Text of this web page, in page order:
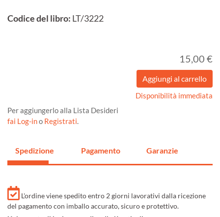
Codice del libro: LT/3222
15,00 €
Disponibilità immediata
Per aggiungerlo alla Lista Desideri
fai Log-ino Registrati.
Spedizione Pagamento Garanzie
L'ordine viene spedito entro 2 giorni lavorativi dalla ricezione
del pagamento con imballo accurato, sicuro e protettivo.